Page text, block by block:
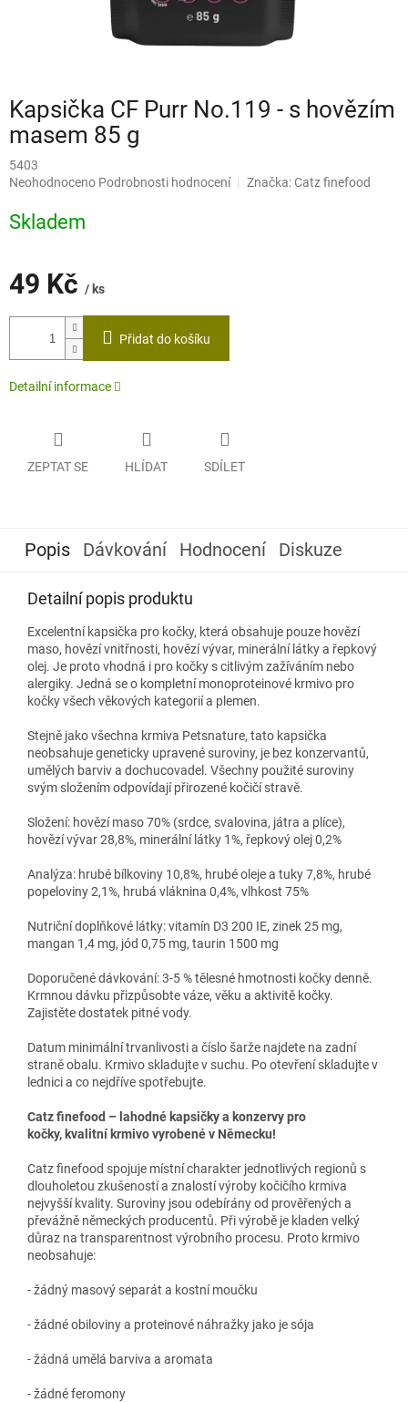
Kapsička CF Purr No.119 - s hovězím
masem 85 g
5403
Průměrné
produktu
je
5
Neohodnoceno Podrobnosti hodnocení Značka:Catz finefood
Skladem
49 Kč / ks
Měrná
Přidat do košíku
Detailní informace
ZEPTAT SE HLÍDAT SDÍLET
Popis Dávkování Hodnocení Diskuze
Detailní popis produktu
Excelentní kapsička pro kočky, která obsahuje pouze hovězí
maso, hovězí vnitřnosti, hovězí vývar, minerální látky a řepkový
olej. Je proto vhodná i pro kočky s citlivým zažíváním nebo
alergiky. Jedná se o kompletní monoproteinové krmivo pro
kočky všech věkových kategorií a plemen.
Stejně jako všechna krmiva Petsnature, tato kapsička
neobsahuje geneticky upravené suroviny, je bez konzervantů,
umělých barviv a dochucovadel. Všechny použité suroviny
svým složením odpovídají přirozené kočičí stravě.
Složení: hovězí maso 70% (srdce, svalovina, játra a plíce),
hovězí vývar 28,8%, minerální látky 1%, řepkový olej 0,2%
Analýza: hrubé bílkoviny 10,8%, hrubé oleje a tuky 7,8%, hrubé
popeloviny 2,1%, hrubá vláknina 0,4%, vlhkost 75%
Nutriční doplňkové látky: vitamín D3 200 IE, zinek 25 mg,
mangan 1,4 mg, jód 0,75 mg, taurin 1500 mg
Doporučené dávkování: 3-5 % tělesné hmotnosti kočky denně.
Krmnou dávku přizpůsobte váze, věku a aktivitě kočky.
Zajistěte dostatek pitné vody.
Datum minimální trvanlivosti a číslo šarže najdete na zadní
straně obalu. Krmivo skladujte v suchu. Po otevření skladujte v
lednici a co nejdříve spotřebujte.
Catz finefood – lahodné kapsičky a konzervy pro
kočky, kvalitní krmivo vyrobené v Německu!
Catz finefood spojuje místní charakter jednotlivých regionů s
dlouholetou zkušeností a znalostí výroby kočičího krmiva
nejvyšší kvality. Suroviny jsou odebírány od prověřených a
převážně německých producentů. Při výrobě je kladen velký
důraz na transparentnost výrobního procesu. Proto krmivo
neobsahuje:
- žádný masový separát a kostní moučku
- žádné obiloviny a proteinové náhražky jako je sója
- žádná umělá barviva a aromata
- žádné feromony